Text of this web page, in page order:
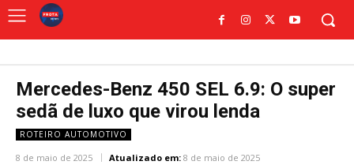
Mercedes-Benz 450 SEL 6.9: O super
sedã de luxo que virou lenda
ROTEIRO AUTOMOTIVO
8 de maio de 2025 Atualizado em: 8 de maio de 2025